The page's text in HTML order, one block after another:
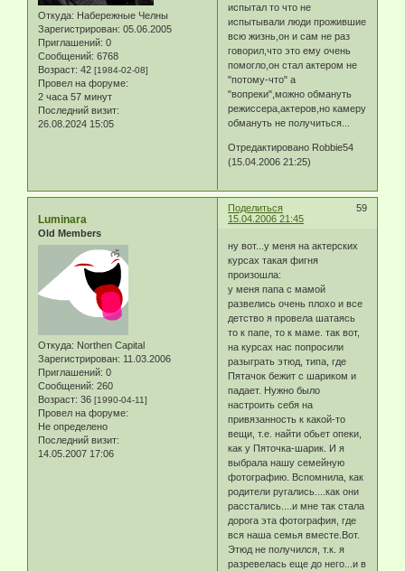
Откуда: Набережные Челны
Зарегистрирован: 05.06.2005
Приглашений: 0
Сообщений: 6768
Возраст: 42 [1984-02-08]
Провел на форуме:
2 часа 57 минут
Последний визит:
26.08.2024 15:05
испытал то что не
испытывали люди прожившие
всю жизнь,он и сам не раз
говорил,что это ему очень
помогло,он стал актером не
"потому-что" а
"вопреки",можно обмануть
режиссера,актеров,но камеру
обмануть не получиться...
Отредактировано Robbie54
(15.04.2006 21:25)
Поделиться
59
15.04.2006 21:45
Luminara
Old Members
Откуда: Northen Capital
Зарегистрирован: 11.03.2006
Приглашений: 0
Сообщений: 260
Возраст: 36 [1990-04-11]
Провел на форуме:
Не определено
Последний визит:
14.05.2007 17:06
ну вот...у меня на актерских
курсах такая фигня
произошла:
у меня папа с мамой
развелись очень плохо и все
детство я провела шатаясь
то к папе, то к маме. так вот,
на курсах нас попросили
разыграть этюд, типа, где
Пятачок бежит с шариком и
падает. Нужно было
настроить себя на
привязанность к какой-то
вещи, т.е. найти обьет опеки,
как у Пяточка-шарик. И я
выбрала нашу семейную
фотографию. Вспомнила, как
родители ругались....как они
расстались....и мне так стала
дорога эта фотография, где
вся наша семья вместе.Вот.
Этюд не получился, т.к. я
разревелась еще до него...и в